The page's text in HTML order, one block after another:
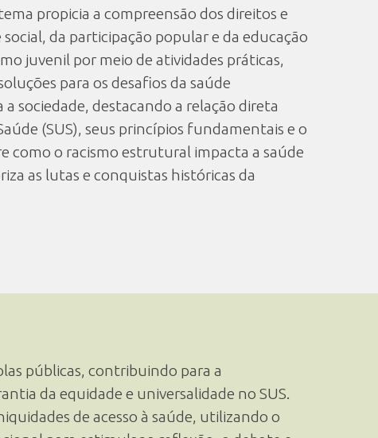
propicia a compreensão dos direitos e
da participação popular e da educação
juvenil por meio de atividades práticas,
para os desafios da saúde
sociedade, destacando a relação direta
(SUS), seus princípios fundamentais e o
como o racismo estrutural impacta a saúde
as lutas e conquistas históricas da
públicas, contribuindo para a
da equidade e universalidade no SUS.
de acesso à saúde, utilizando o